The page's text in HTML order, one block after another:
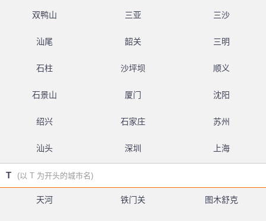
双鸭山 三亚 三沙
汕尾 韶关 三明
石柱 沙坪坝 顺义
石景山 厦门 沈阳
绍兴 石家庄 苏州
汕头 深圳 上海
T (以 T 为开头的城市名)
天河 铁门关 图木舒克